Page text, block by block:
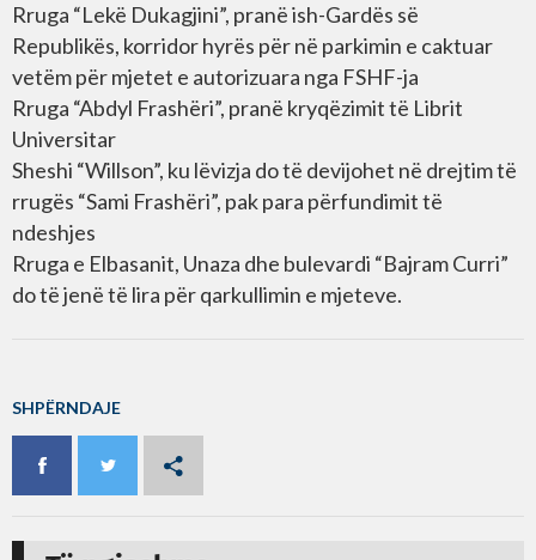
Rruga “Lekë Dukagjini”, pranë ish-Gardës së
Republikës, korridor hyrës për në parkimin e caktuar
vetëm për mjetet e autorizuara nga FSHF-ja
Rruga “Abdyl Frashëri”, pranë kryqëzimit të Librit
Universitar
Sheshi “Willson”, ku lëvizja do të devijohet në drejtim të
rrugës “Sami Frashëri”, pak para përfundimit të
ndeshjes
Rruga e Elbasanit, Unaza dhe bulevardi “Bajram Curri”
do të jenë të lira për qarkullimin e mjeteve.
SHPËRNDAJE